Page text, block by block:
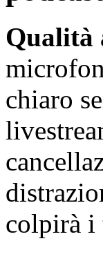
Qualità
chiaro
colpirà i